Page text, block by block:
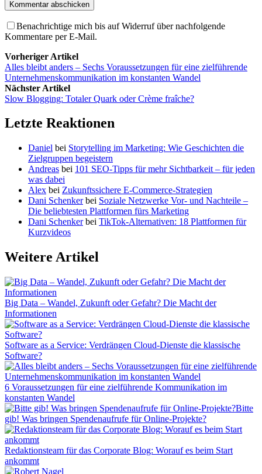
Benachrichtige mich bis auf Widerruf über nachfolgende
Kommentare per E-Mail.
Vorheriger Artikel
Alles bleibt anders – Sechs Voraussetzungen für eine zielführende
Unternehmenskommunikation im konstanten Wandel
Nächster Artikel
Slow Blogging: Totaler Quark oder Crème fraîche?
Letzte Reaktionen
Daniel bei Storytelling im Marketing: Wie Geschichten die
Zielgruppen begeistern
Andreas bei 101 SEO-Tipps für mehr Sichtbarkeit – für jeden
was dabei
Alex bei Zukunftssichere E-Commerce-Strategien
Dani Schenkerbei Soziale Netzwerke Vor- und Nachteile –
Die beliebtesten Plattformen fürs Marketing
Dani Schenkerbei TikTok-Alternativen: 18 Plattformen für
Kurzvideos
Weitere Artikel
Big Data – Wandel, Zukunft oder Gefahr? Die Macht der
Informationen
Software as a Service: Verdrängen Cloud-Dienste die klassische
Software?
6 Voraussetzungen für eine zielführende Kommunikation im
konstanten Wandel
Bitte
gib! Was bringen Spendenaufrufe für Online-Projekte?
Redaktionsteam für das Corporate Blog: Worauf es beim Start
ankommt